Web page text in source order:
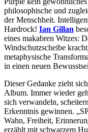
philosophische und
der Menschheit.
Hardrock! Ian Gillan
eines makabren Witzes:
Windschutzscheibe
metaphysische
in einen neuen
Dieser Gedanke zieht
Album. Immer wieder
sich verwandeln,
Erkenntnis gewinnen.
Wahn, Freiheit,
erzählt mit schwarzem